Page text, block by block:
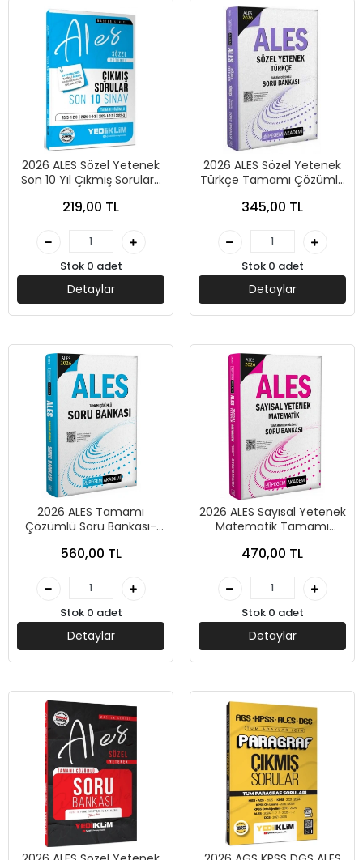
2026 ALES Sözel Yetenek
Son 10 Yıl Çıkmış Sorular-
219,00 TL
Stok 0 adet
Detaylar
2026 ALES Sözel Yetenek
Türkçe Tamamı Çözümlü
Yayınları
345,00 TL
Stok 0 adet
Detaylar
2026 ALES Tamamı
Çözümlü Soru Bankası-
560,00 TL
Stok 0 adet
Detaylar
2026 ALES Sayısal Yetenek
Matematik Tamamı
Bankası-Pegem Yayınları
470,00 TL
Stok 0 adet
Detaylar